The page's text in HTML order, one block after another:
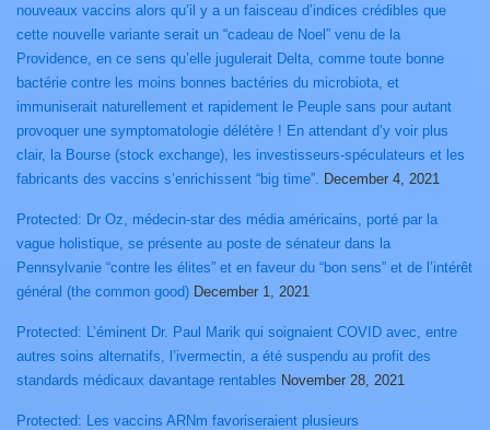
nouveaux vaccins alors qu’il y a un faisceau d’indices crédibles que
cette nouvelle variante serait un “cadeau de Noel” venu de la
Providence, en ce sens qu’elle jugulerait Delta, comme toute bonne
bactérie contre les moins bonnes bactéries du microbiota, et
immuniserait naturellement et rapidement le Peuple sans pour autant
provoquer une symptomatologie délétère ! En attendant d’y voir plus
clair, la Bourse (stock exchange), les investisseurs-spéculateurs et les
fabricants des vaccins s’enrichissent “big time”. December 4, 2021
Protected: Dr Oz, médecin-star des média américains, porté par la
vague holistique, se présente au poste de sénateur dans la
Pennsylvanie “contre les élites” et en faveur du “bon sens” et de l’intérêt
général (the common good) December 1, 2021
Protected: L’éminent Dr. Paul Marik qui soignaient COVID avec, entre
autres soins alternatifs, l’ivermectin, a été suspendu au profit des
standards médicaux davantage rentables November 28, 2021
Protected: Les vaccins ARNm favoriseraient plusieurs